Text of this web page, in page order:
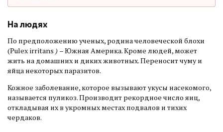
На людях
По предположению ученых, родина человеческой блохи
(Pulex irritans ) – Южная Америка. Кроме людей, может
жить на домашних и диких животных. Переносит чуму и
яйца некоторых паразитов.
Кожное заболевание, которое вызывают укусы насекомого,
называется пуликоз. Производит рекордное число яиц,
откладывая их в укромных местах подвалов и тихих
чердаков.